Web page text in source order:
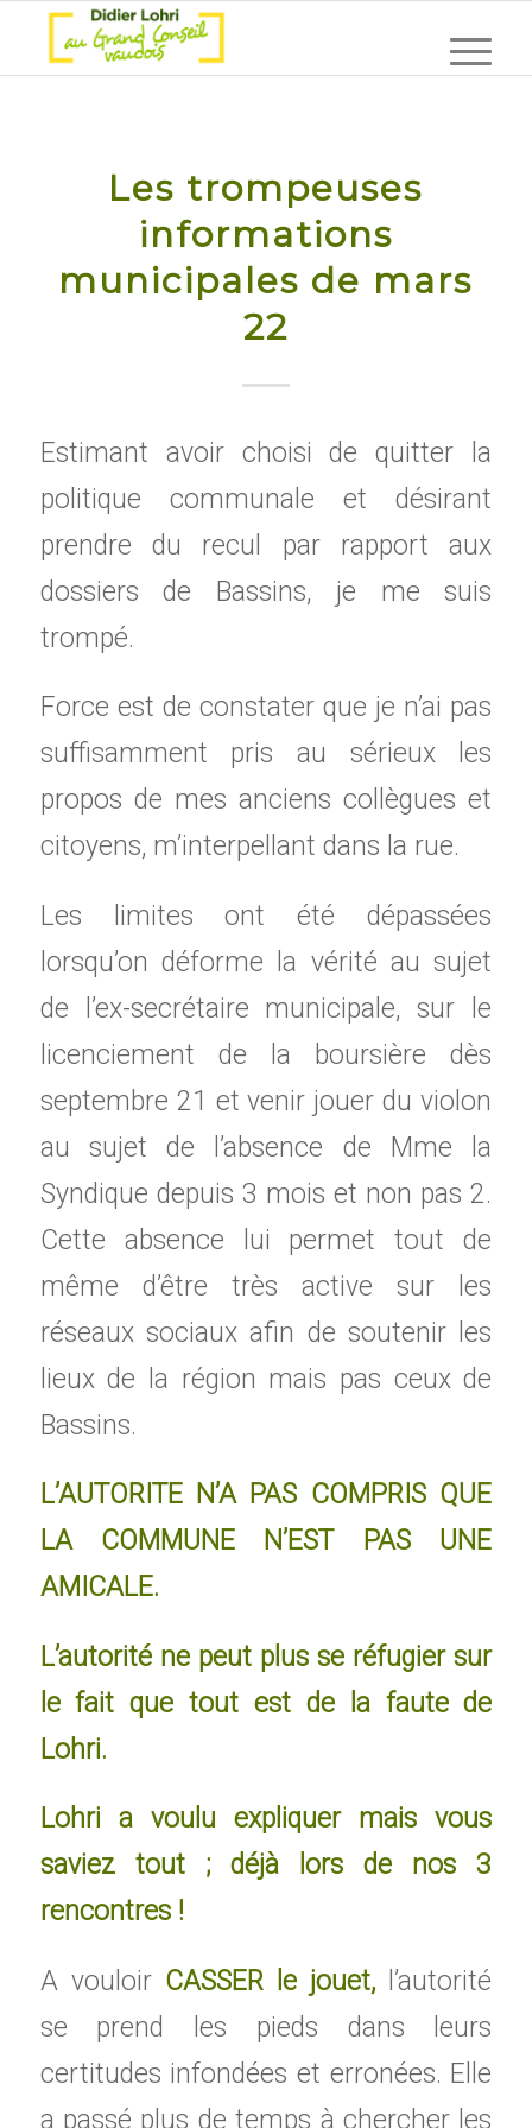
Les trompeuses
informations
municipales de mars
22
Estimant avoir choisi de quitter la
politique communale et désirant
prendre du recul par rapport aux
dossiers de Bassins, je me suis
trompé.
Force est de constater que je n’ai pas
suffisamment pris au sérieux les
propos de mes anciens collègues et
citoyens, m’interpellant dans la rue.
Les limites ont été dépassées
lorsqu’on déforme la vérité au sujet
de l’ex-secrétaire municipale, sur le
licenciement de la boursière dès
septembre 21 et venir jouer du violon
au sujet de l’absence de Mme la
Syndique depuis 3 mois et non pas 2.
Cette absence lui permet tout de
même d’être très active sur les
réseaux sociaux afin de soutenir les
lieux de la région mais pas ceux de
Bassins.
L’AUTORITE N’A PAS COMPRIS QUE
LA COMMUNE N’EST PAS UNE
AMICALE.
L’autorité ne peut plus se réfugier sur
le fait que tout est de la faute de
Lohri.
Lohri a voulu expliquer mais vous
saviez tout ; déjà lors de nos 3
rencontres !
A vouloir CASSER le jouet, l’autorité
se prend les pieds dans leurs
certitudes infondées et erronées. Elle
a passé plus de temps à chercher les